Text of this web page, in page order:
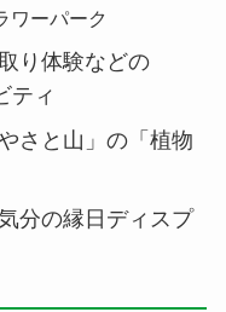
ワーパーク
り体験などの
ティ
さと山」の「植物
分の縁日ディスプ